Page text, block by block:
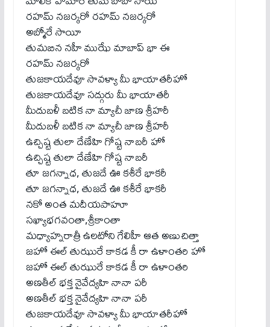
రహమ్ నజర్కరో రహమ్ నజర్కరో
అబ్మోరే సాయీ
తుమబిన నహీ ముఝే మాబాప్ భా ఈ
రహమ్ నజర్కరో
తుజకాయదేవూ సావళ్యా మీ భాయాతరీహో
తుజకాయదేవూ సద్గురు మీ భాయాతరీ
మీదుబళీ బటిక నా మ్యాచీ జాణ శ్రీహరీ
మీదుబళీ బటిక నా మ్యాచీ జాణ శ్రీహరీ
ఉచ్చిష్ట తులా దేణేహి గోష్ట నాబరీ హో
ఉచ్చిష్ట తులా దేణేహి గోష్ట నాబరీ
తూ జగన్నాధ, తుజదే ఊ కశీరే భాకరీ
తూ జగన్నాధ, తుజదే ఊ కశీరే భాకరీ
నకో అంత మదీయపాహూ
సఖ్యాభగవంతా,శ్రీకాంతా
మధ్యాహ్నరాత్రీ ఉలటోని గేలిహీ ఆత అణుచిత్తా
జహో ఈల్ తుఝురే కాకడ కీ రా ఉళాంతరి హో
జహో ఈల్ తుఝురే కాకడ కీ రా ఉళాంతరి
అణతీల్ భక్త నైవేద్యహి నానా పరీ
అణతీల్ భక్త నైవేద్యహి నానా పరీ
తుజకాయదేవూ సావళ్యా మీ భాయాతరీహో